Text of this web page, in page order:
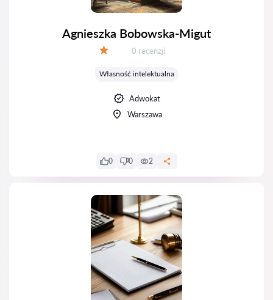
Agnieszka Bobowska-Migut
Recenzji:
0 recenzji
Własność intelektualna
Adwokat
Warszawa
0 0 2